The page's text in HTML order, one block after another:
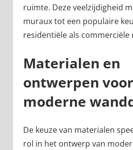
ruimte. Deze veelzijdigheid
muraux tot een populaire
residentiële als commerciële
Materialen en
ontwerpen voor
moderne
De keuze van materialen
rol in het ontwerp van